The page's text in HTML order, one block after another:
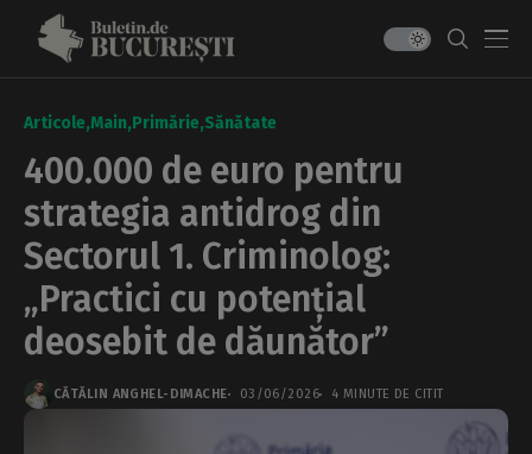
Articole Main Primărie Sănătate
400.000 de euro pentru
strategia antidrog din
Sectorul 1. Criminolog:
„Practici cu potențial
deosebit de dăunător”
CĂTĂLIN ANGHEL-DIMACHE 03/06/2026 4 MINUTE DE CITIT